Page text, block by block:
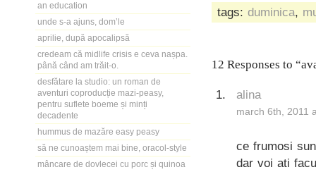
an education
unde s-a ajuns, dom’le
aprilie, după apocalipsă
credeam că midlife crisis e ceva nașpa.
până când am trăit-o.
desfătare la studio: un roman de
aventuri coproducție mazi-peasy,
pentru suflete boeme și minți
decadente
hummus de mazăre easy peasy
să ne cunoaștem mai bine, oracol-style
mâncare de dovlecei cu porc și quinoa
tags: duminica,
12 Responses to
alina
march 6th, 2011
ce frumosi
dar voi ati